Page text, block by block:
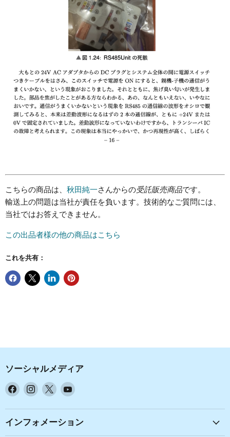
こちらの商品は、 秋田純一さんからの受託販売商品です。
輸送上の問題は当社が責任を負います。技術的なご質問には、
当社ではお答えできません。
この出品者様の他の商品はこちら
これを共有：
ソーシャルメディア
Facebook
見
つ
Instagram
見
つ
X
見
つ
YouTube
見
つ
インフォメーション